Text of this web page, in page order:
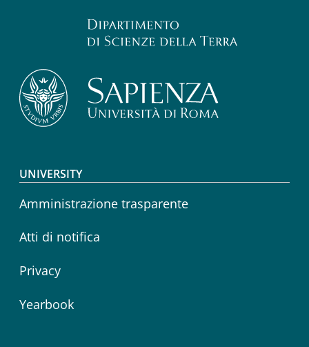
Footer menu
UNIVERSITY
Amministrazione trasparente
Atti di notifica
Privacy
Yearbook